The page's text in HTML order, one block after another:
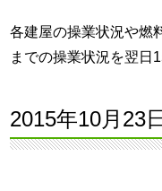
各建屋の操業状況や燃
までの操業状況を翌日
2015年10月23